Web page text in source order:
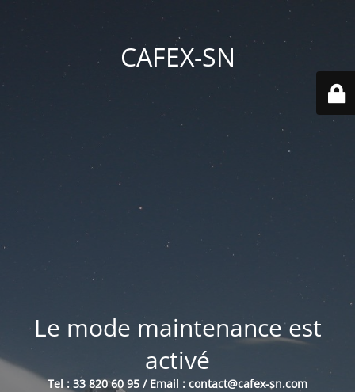
CAFEX-SN
Le mode maintenance est
activé
Tel : 33 820 60 95 / Email : contact@cafex-sn.com